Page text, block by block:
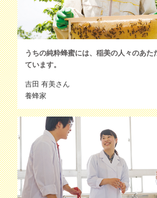
うちの純粋蜂蜜には、稲美の人々のあた
ています。
吉田 有美さん
養蜂家